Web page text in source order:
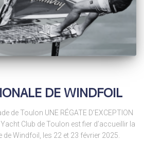
DE WINDFOIL
de Toulon UNE RÉGATE D’EXCEPTION
Yacht Club de Toulon est fier d’accueillir la
Windfoil, les 22 et 23 février 2025.